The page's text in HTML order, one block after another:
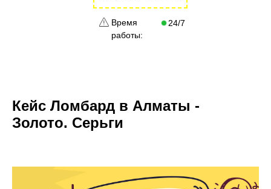
Время
работы:
24/7
Кейc Ломбард в Алматы -
Золото. Серьги